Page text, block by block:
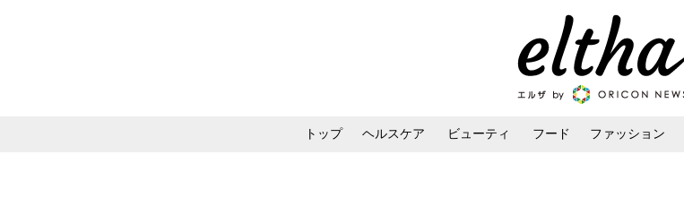
トップ ヘルスケア ビューティ フード ファッション